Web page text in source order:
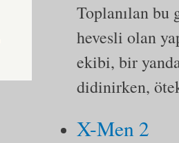
Toplanılan bu
hevesli olan
ekibi, bir
didinirken,
X-Men 2